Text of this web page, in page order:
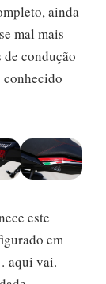
ainda
mal mais
de condução
conhecido
este
em
aqui vai.